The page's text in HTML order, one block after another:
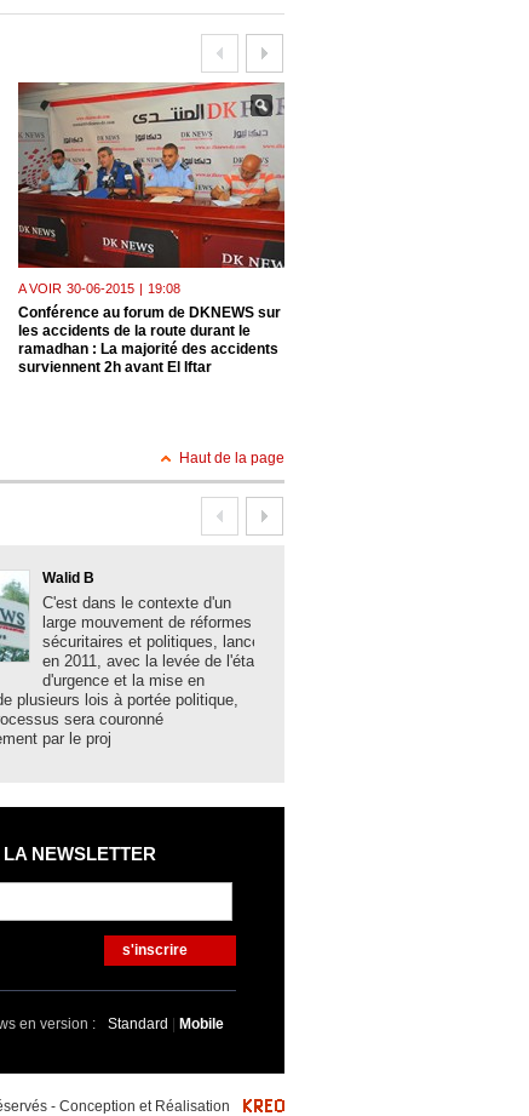
A VOIR 30-06-2015 | 19:08
Conférence au forum de DKNEWS sur
les accidents de la route durant le
ramadhan : La majorité des accidents
surviennent 2h avant El Iftar
Haut de la page
Walid B
C'est dans le contexte d'un
large mouvement de réformes
sécuritaires et politiques, lancé
en 2011, avec la levée de l'état
d'urgence et la mise en
plusieurs lois à portée politique,
sera couronné
par le proj
LA NEWSLETTER
s'inscrire
en version : Standard | Mobile
- Conception et Réalisation